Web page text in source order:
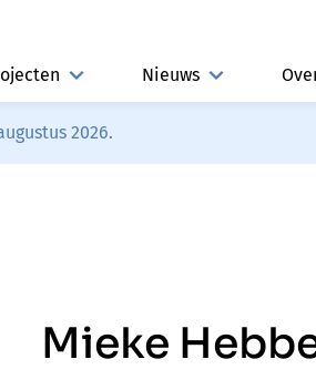
Nieuws
2026.
Mieke